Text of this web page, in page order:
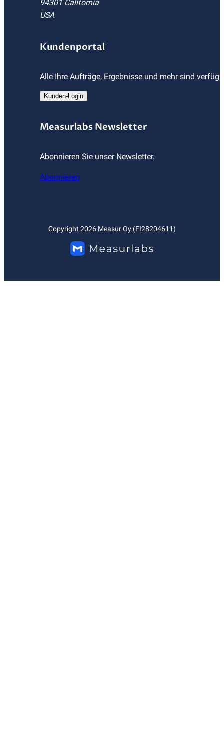
94301 California
USA
Kundenportal
Alle Ihre Aufträge, Ergebnisse und mehr sind
Kunden-Login
Measurlabs Newsletter
Abonnieren Sie unser Newsletter.
Abonnieren
Copyright 2026Measur Oy (FI28204611)